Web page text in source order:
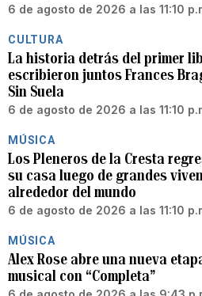
6 de agosto de 2026 a las 11:10
CULTURA
La historia detrás del primer
escribieron juntos Frances
Sin Suela
6 de agosto de 2026 a las 11:10
MÚSICA
Los Pleneros de la Cresta
su casa luego de grandes
alrededor del mundo
6 de agosto de 2026 a las 11:10
MÚSICA
Alex Rose abre una nueva
musical con “Completa”